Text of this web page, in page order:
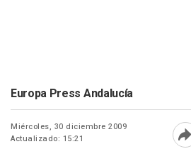
Europa Press Andalucía
Miércoles, 30 diciembre 2009
Actualizado: 15:21